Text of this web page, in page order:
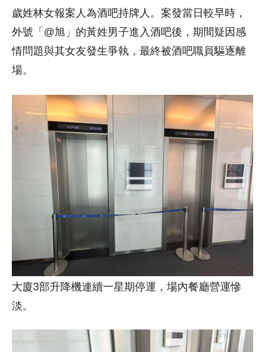
歲姓林女報案人為酒吧持牌人。案發當日較早時，
外號「@旭」的黃姓男子進入酒吧後，期間疑因感
情問題與其女友發生爭執，最終被酒吧職員驅逐離
場。
大廈3部升降機連續一星期停運，場內餐廳營運慘
淡。